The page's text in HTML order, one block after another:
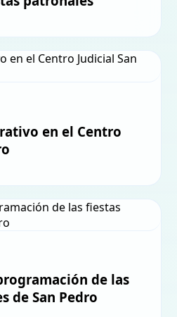
en el Centro
de las
de San Pedro